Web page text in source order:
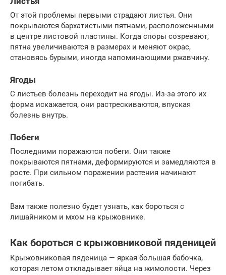
От этой проблемы первыми страдают листья. Они
покрываются бархатистыми пятнами, расположенными
в центре листовой пластины. Когда споры созревают,
пятна увеличиваются в размерах и меняют окрас,
становясь бурыми, иногда напоминающими ржавчину.
Ягоды
С листьев болезнь переходит на ягоды. Из-за этого их
форма искажается, они растрескиваются, впуская
болезнь внутрь.
Побеги
Последними поражаются побеги. Они также
покрываются пятнами, деформируются и замедляются в
росте. При сильном поражении растения начинают
погибать.
Вам также полезно будет узнать, как бороться с
лишайником и мхом на крыжовнике.
Как бороться с крыжовниковой пяденицей
Крыжовниковая пяденица — яркая большая бабочка,
которая летом откладывает яйца на жимолости. Через